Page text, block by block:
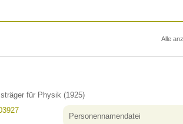
Alle
für Physik (1925)
Personennamendatei